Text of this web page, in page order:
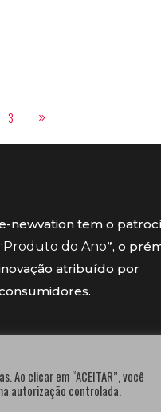
3
newvation tem o
Produto do Ano”, o
atribuído por
clicar em “ACEITAR”, você
autorização controlada.